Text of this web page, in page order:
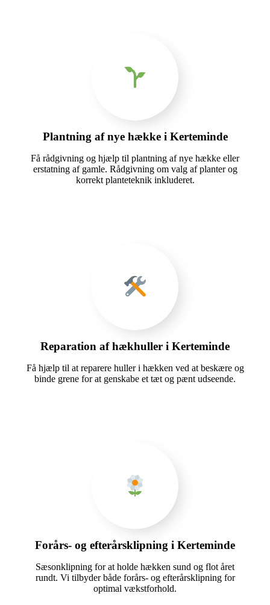
Plantning af nye hække i Kerteminde
Få rådgivning og hjælp til plantning af nye hække eller
erstatning af gamle. Rådgivning om valg af planter og
korrekt planteteknik inkluderet.
Reparation af hækhuller i Kerteminde
Få hjælp til at reparere huller i hækken ved at beskære og
binde grene for at genskabe et tæt og pænt udseende.
Forårs- og efterårsklipning i Kerteminde
Sæsonklipning for at holde hækken sund og flot året
rundt. Vi tilbyder både forårs- og efterårsklipning for
optimal vækstforhold.